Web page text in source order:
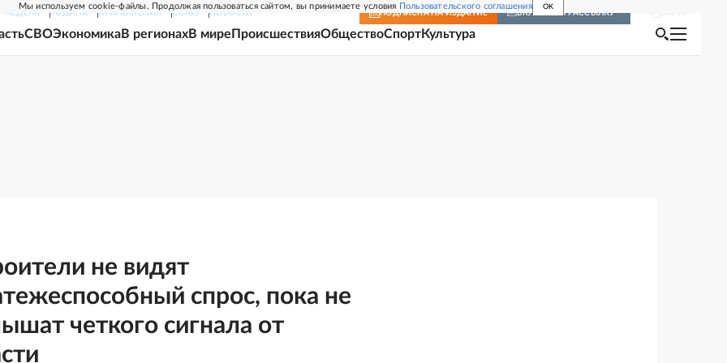
Мы используем cookie-файлы. Продолжая пользоваться сайтом, вы принимаете условия Пользовательского соглашения OK
НЕДЕЛЯ РОДИНА ПРИЛОЖЕНИЯ СОЮЗ НОВОСТИ ПОДПИСКА НА ИЗДАНИЕ ВКЛЮЧИТЬ РАССЫЛКУ
СВОЭкономикаВ регионахВ мире ПроисшествияОбществоСпортКультура
не видят
спрос, пока не
четкого сигнала от